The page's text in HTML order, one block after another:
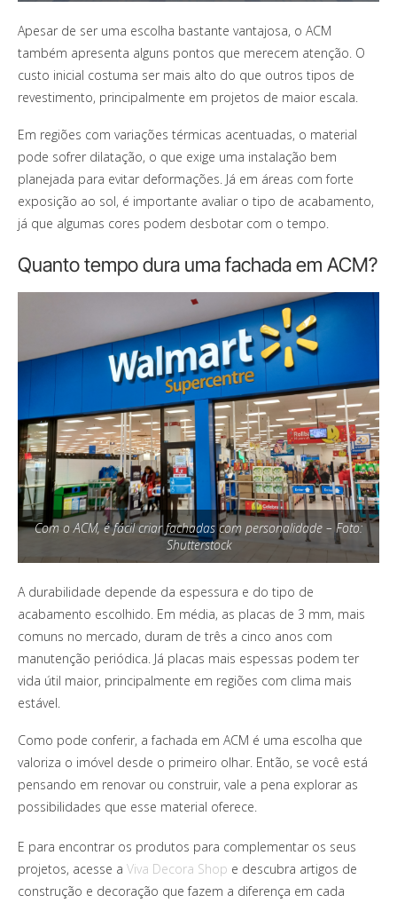
Apesar de ser uma escolha bastante vantajosa, o ACM
também apresenta alguns pontos que merecem atenção. O
custo inicial costuma ser mais alto do que outros tipos de
revestimento, principalmente em projetos de maior escala.
Em regiões com variações térmicas acentuadas, o material
pode sofrer dilatação, o que exige uma instalação bem
planejada para evitar deformações. Já em áreas com forte
exposição ao sol, é importante avaliar o tipo de acabamento,
já que algumas cores podem desbotar com o tempo.
Quanto tempo dura uma fachada em ACM?
Com o ACM, é fácil criar fachadas com personalidade – Foto:
Shutterstock
A durabilidade depende da espessura e do tipo de
acabamento escolhido. Em média, as placas de 3 mm, mais
comuns no mercado, duram de três a cinco anos com
manutenção periódica. Já placas mais espessas podem ter
vida útil maior, principalmente em regiões com clima mais
estável.
Como pode conferir, a fachada em ACM é uma escolha que
valoriza o imóvel desde o primeiro olhar. Então, se você está
pensando em renovar ou construir, vale a pena explorar as
possibilidades que esse material oferece.
E para encontrar os produtos para complementar os seus
projetos, acesse a Viva Decora Shop e descubra artigos de
construção e decoração que fazem a diferença em cada